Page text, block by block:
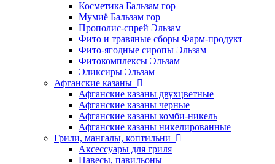
Косметика Бальзам гор
Мумиё Бальзам гор
Прополис-спрей Эльзам
Фито и травяные сборы Фарм-продукт
Фито-ягодные сиропы Эльзам
Фитокомплексы Эльзам
Эликсиры Эльзам
Афганские казаны
Афганские казаны двухцветные
Афганские казаны черные
Афганские казаны комби-никель
Афганские казаны никелированные
Грили, мангалы, коптильни
Аксессуары для гриля
Навесы, павильоны